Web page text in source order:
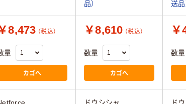
品）
送品
8,473 （税込）
量
カゴへ
￥8,610 （税込）
数量
カゴへ
￥
数量
ドウシシャ ド